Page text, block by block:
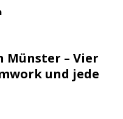
Münster – Vier
und jede